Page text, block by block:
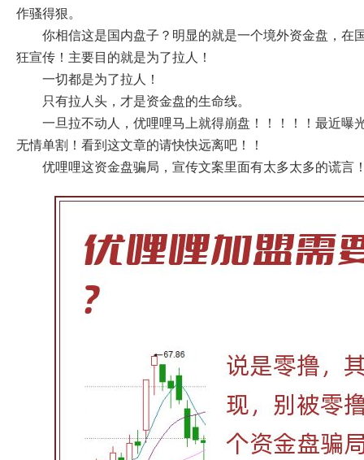
作骚得狠。
你相信这是国内盘子？明显的就是一个境外资金盘，在
狂宣传！主要目的就是为了拉人！
一切都是为了拉人！
只有拉人头，才是资金盘的生命线。
一旦拉不动人，优哩哩马上就得崩盘！！！！！最近曝
无情单割！看到这文章的请快快远离吧！！
优哩哩这资金盘骗局，宣传文案里面有太多太多的谎言